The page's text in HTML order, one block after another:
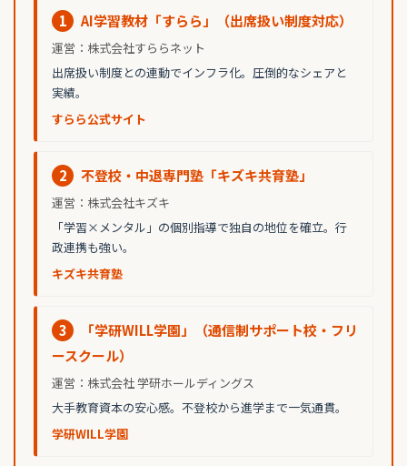
1 AI学習教材「すらら」（出席扱い制度対応）
運営：株式会社すららネット
出席扱い制度との連動でインフラ化。圧倒的なシェアと
実績。
すらら公式サイト
2 不登校・中退専門塾「キズキ共育塾」
運営：株式会社キズキ
「学習×メンタル」の個別指導で独自の地位を確立。行
政連携も強い。
キズキ共育塾
3
「学研WILL学園」（通信制サポート校・フリ
ースクール）
運営：株式会社 学研ホールディングス
大手教育資本の安心感。不登校から進学まで一気通貫。
学研WILL学園